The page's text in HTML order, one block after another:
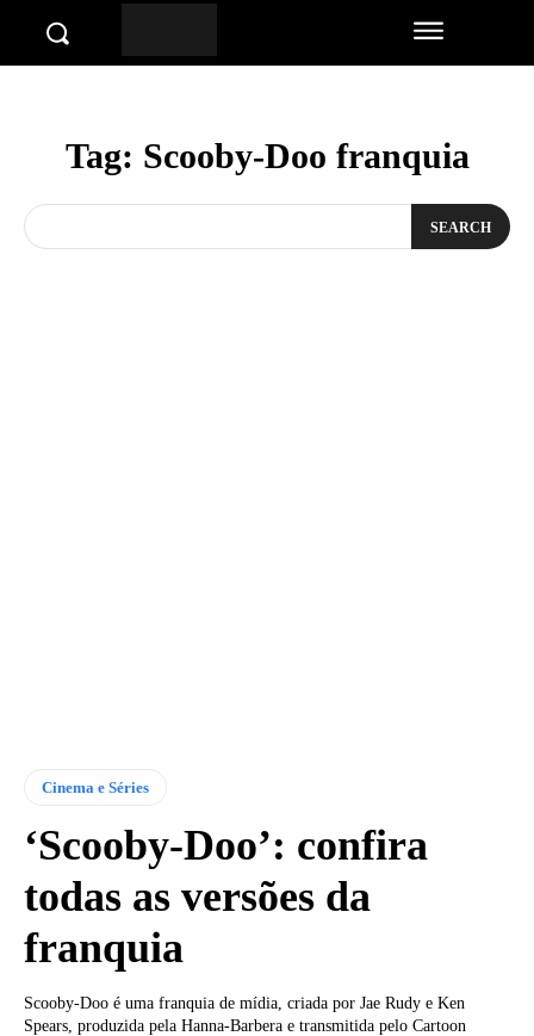
Tag: Scooby-Doo franquia
SEARCH
Cinema e Séries
‘Scooby-Doo’: confira
todas as versões da
franquia
Scooby-Doo é uma franquia de mídia, criada por Jae Rudy e Ken
Spears, produzida pela Hanna-Barbera e transmitida pelo Cartoon